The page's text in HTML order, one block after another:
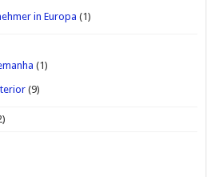
in Europa (1)
(1)
(9)